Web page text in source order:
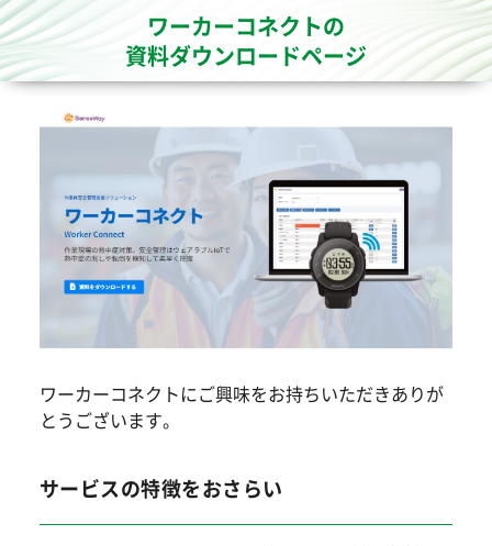
ワーカーコネクトの
資料ダウンロードページ
ワーカーコネクトにご興味をお持ちいただきありが
とうございます。
サービスの特徴をおさらい